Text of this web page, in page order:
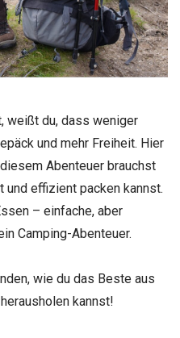
weißt du, dass weniger
und mehr Freiheit. Hier
Abenteuer brauchst
und effizient packen kannst.
– einfache, aber
Camping-Abenteuer.
wie du das Beste aus
kannst!